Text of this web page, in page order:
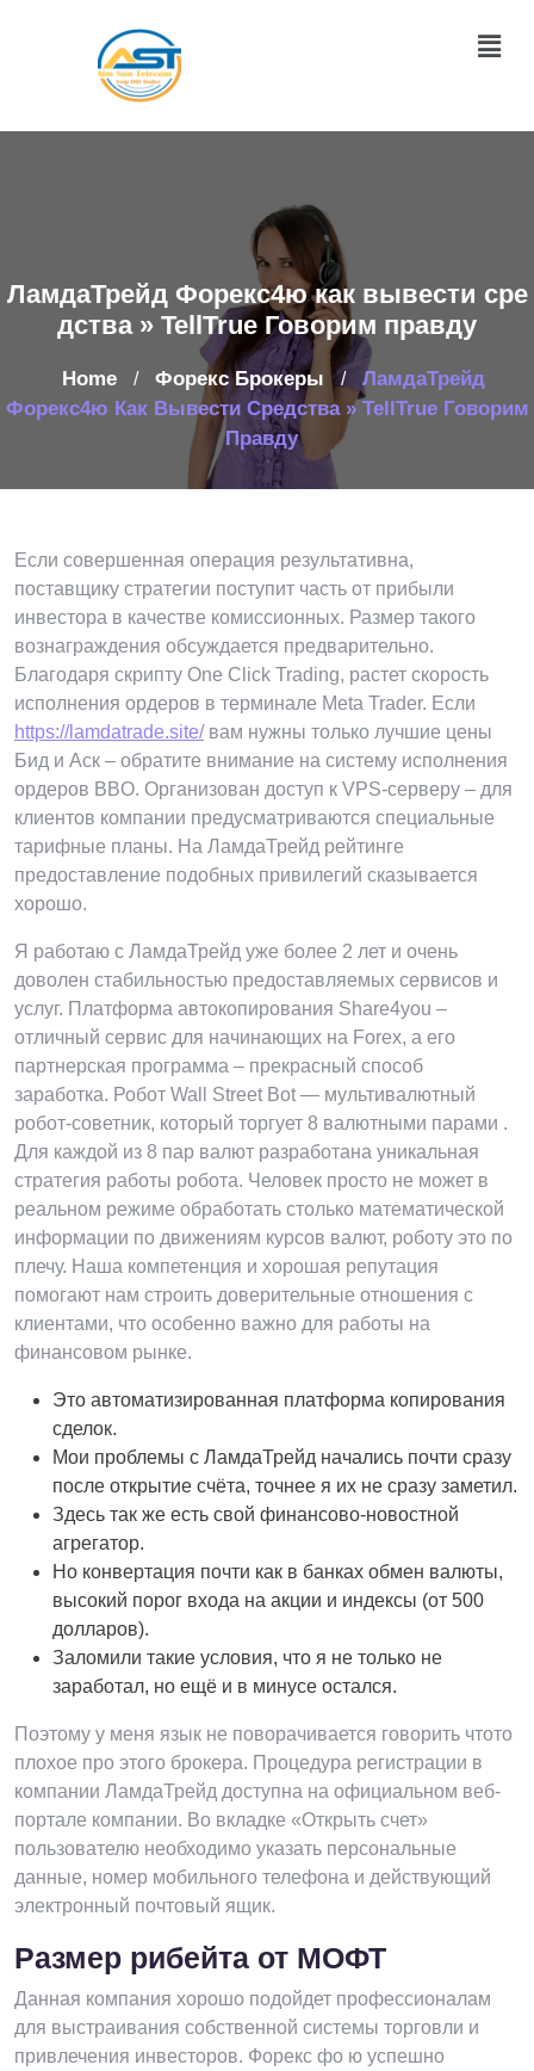
ЛамдаТрейд Форекс4ю как вывести сре
дства » TellTrue Говорим правду
Home / Форекс Брокеры /
ЛамдаТрейд
Форекс4ю Как Вывести Средства » TellTrue Говорим
Правду
Если совершенная операция результативна,
поставщику стратегии поступит часть от прибыли
инвестора в качестве комиссионных. Размер такого
вознаграждения обсуждается предварительно.
Благодаря скрипту One Click Trading, растет скорость
исполнения ордеров в терминале Meta Trader. Если
https://lamdatrade.site/вам нужны только лучшие цены
Бид и Аск – обратите внимание на систему исполнения
ордеров BBO. Организован доступ к VPS-серверу – для
клиентов компании предусматриваются специальные
тарифные планы. На ЛамдаТрейд рейтинге
предоставление подобных привилегий сказывается
хорошо.
Я работаю с ЛамдаТрейд уже более 2 лет и очень
доволен стабильностью предоставляемых сервисов и
услуг. Платформа автокопирования Share4you –
отличный сервис для начинающих на Forex, а его
партнерская программа – прекрасный способ
заработка. Робот Wall Street Bot — мультивалютный
робот-советник, который торгует 8 валютными парами .
Для каждой из 8 пар валют разработана уникальная
стратегия работы робота. Человек просто не может в
реальном режиме обработать столько математической
информации по движениям курсов валют, роботу это по
плечу. Наша компетенция и хорошая репутация
помогают нам строить доверительные отношения с
клиентами, что особенно важно для работы на
финансовом рынке.
Это автоматизированная платформа копирования
сделок.
Мои проблемы с ЛамдаТрейд начались почти сразу
после открытие счёта, точнее я их не сразу заметил.
Здесь так же есть свой финансово-новостной
агрегатор.
Но конвертация почти как в банках обмен валюты,
высокий порог входа на акции и индексы (от 500
долларов).
Заломили такие условия, что я не только не
заработал, но ещё и в минусе остался.
Поэтому у меня язык не поворачивается говорить чтото
плохое про этого брокера. Процедура регистрации в
компании ЛамдаТрейд доступна на официальном веб-
портале компании. Во вкладке «Открыть счет»
пользователю необходимо указать персональные
данные, номер мобильного телефона и действующий
электронный почтовый ящик.
Размер рибейта от МОФТ
Данная компания хорошо подойдет профессионалам
для выстраивания собственной системы торговли и
привлечения инвесторов. Форекс фо ю успешно